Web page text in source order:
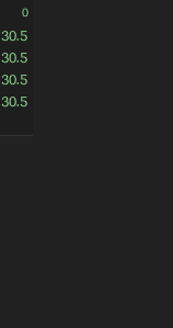
0
30.5
30.5
30.5
30.5